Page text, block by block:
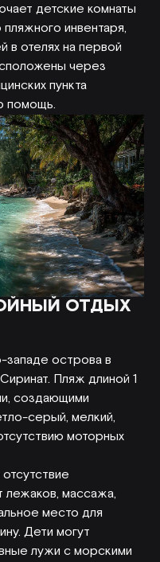
детские комнаты
инвентаря,
в отелях на первой
через
пункта
помощь.
ОТДЫХ
острова в
Пляж длиной 1
создающими
серый, мелкий,
моторных
лежаков, массажа,
место для
Дети могут
лужи с морскими